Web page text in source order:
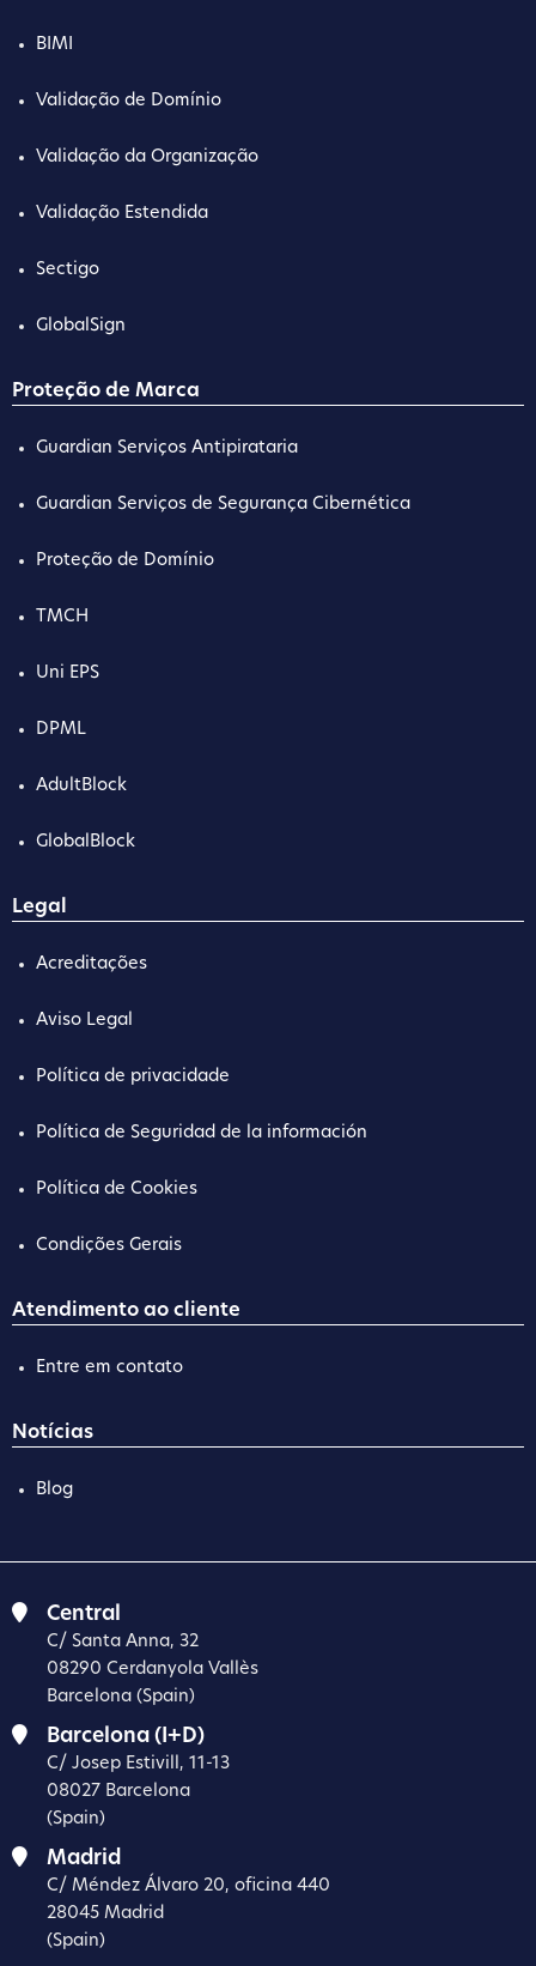
BIMI
Validação de Domínio
Validação da Organização
Validação Estendida
Sectigo
GlobalSign
Proteção de Marca
Guardian Serviços Antipirataria
Guardian Serviços de Segurança Cibernética
Proteção de Domínio
TMCH
Uni EPS
DPML
AdultBlock
GlobalBlock
Legal
Acreditações
Aviso Legal
Política de privacidade
Política de Seguridad de la información
Política de Cookies
Condições Gerais
Atendimento ao cliente
Entre em contato
Notícias
Blog
Central
C/ Santa Anna, 32
08290 Cerdanyola Vallès
Barcelona (Spain)
Barcelona (I+D)
C/ Josep Estivill, 11-13
08027 Barcelona
(Spain)
Madrid
C/ Méndez Álvaro 20, oficina 440
28045 Madrid
(Spain)